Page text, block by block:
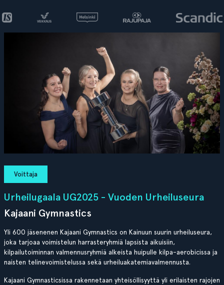
Voittaja
Urheilugaala UG2025 - Vuoden Urheiluseura
Kajaani Gymnastics
Yli 600 jäsenenen Kajaani Gymnastics on Kainuun suurin urheiluseura,
joka tarjoaa voimistelun harrasteryhmiä lapsista aikuisiin,
kilpailutoiminnan valmennusryhmiä alkeista huipulle kilpa-aerobicissa ja
naisten telinevoimistelussa sekä urheiluakatemiavalmennusta.
Kajaani Gymnasticsissa rakennetaan yhteisöllisyyttä yli erilaisten rajojen